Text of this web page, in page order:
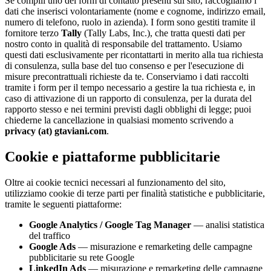
dati che inserisci volontariamente (nome e cognome, indirizzo email,
numero di telefono, ruolo in azienda). I form sono gestiti tramite il
fornitore terzo Tally (Tally Labs, Inc.), che tratta questi dati per
nostro conto in qualità di responsabile del trattamento. Usiamo
questi dati esclusivamente per ricontattarti in merito alla tua richiesta
di consulenza, sulla base del tuo consenso e per l'esecuzione di
misure precontrattuali richieste da te. Conserviamo i dati raccolti
tramite i form per il tempo necessario a gestire la tua richiesta e, in
caso di attivazione di un rapporto di consulenza, per la durata del
rapporto stesso e nei termini previsti dagli obblighi di legge; puoi
chiederne la cancellazione in qualsiasi momento scrivendo a
privacy (at) gtaviani.com.
Cookie e piattaforme pubblicitarie
Oltre ai cookie tecnici necessari al funzionamento del sito,
utilizziamo cookie di terze parti per finalità statistiche e pubblicitarie,
tramite le seguenti piattaforme:
Google Analytics / Google Tag Manager — analisi statistica
del traffico
Google Ads — misurazione e remarketing delle campagne
pubblicitarie su rete Google
LinkedIn Ads — misurazione e remarketing delle campagne